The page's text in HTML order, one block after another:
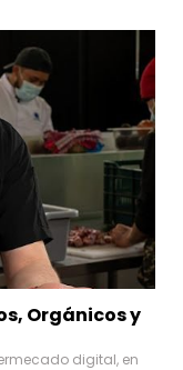
Orgánicos y
digital, en